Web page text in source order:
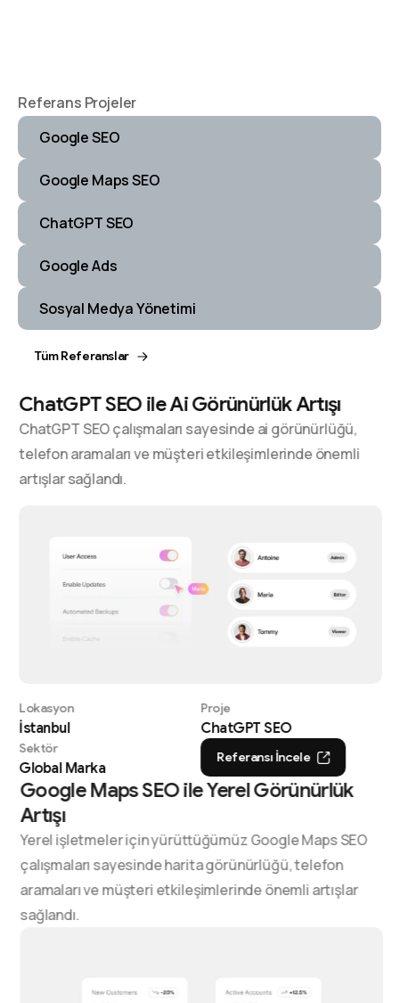
Referans Projeler
Google SEO
Google Maps SEO
ChatGPT SEO
Google Ads
Sosyal Medya Yönetimi
Tüm Referanslar
ChatGPT SEO ile Ai Görünürlük Artışı
ChatGPT SEO çalışmaları sayesinde ai görünürlüğü,
telefon aramaları ve müşteri etkileşimlerinde önemli
artışlar sağlandı.
Lokasyon
İstanbul
Proje
ChatGPT SEO
Sektör
Global Marka
Referansı İncele
Google Maps SEO ile Yerel Görünürlük
Artışı
Yerel işletmeler için yürüttüğümüz Google Maps SEO
çalışmaları sayesinde harita görünürlüğü, telefon
aramaları ve müşteri etkileşimlerinde önemli artışlar
sağlandı.